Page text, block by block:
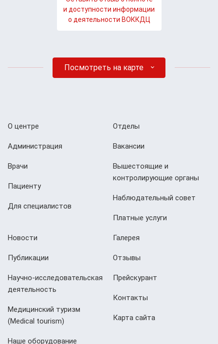
и доступности информации
о деятельности ВОККДЦ
Посмотреть на карте
О центре
Администрация
Врачи
Пациенту
Для специалистов
Отделы
Вакансии
Вышестоящие и
контролирующие органы
Наблюдательный совет
Платные услуги
Новости
Публикации
Научно-исследовательская
деятельность
Медицинский туризм
(Мedical tourism)
Наше оборудование
Галерея
Отзывы
Прейскурант
Контакты
Карта сайта